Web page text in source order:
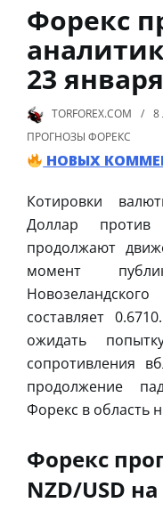
Форекс
23
TORFOREX.COM 8
ПРОГНОЗЫ ФОРЕКС
НОВЫХ
Котировки
Доллар
продолжают
момент
составляет
ожидать
сопротивления
продолжение
Форекс в область
Форекс
NZD/USD